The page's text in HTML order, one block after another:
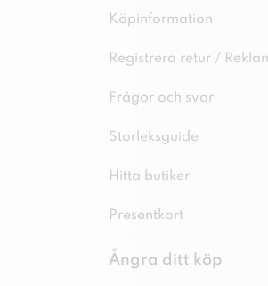
Köpinformation
Registrera retur /
Frågor och svar
Storleksguide
Hitta butiker
Presentkort
Ångra ditt köp